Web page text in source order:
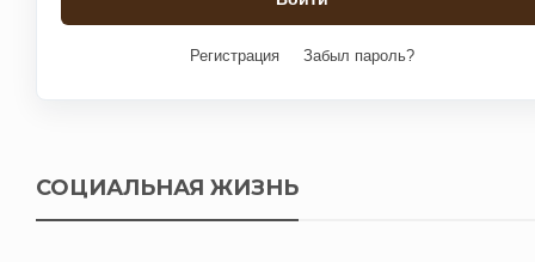
Регистрация Забыл пароль?
СОЦИАЛЬНАЯ ЖИЗНЬ